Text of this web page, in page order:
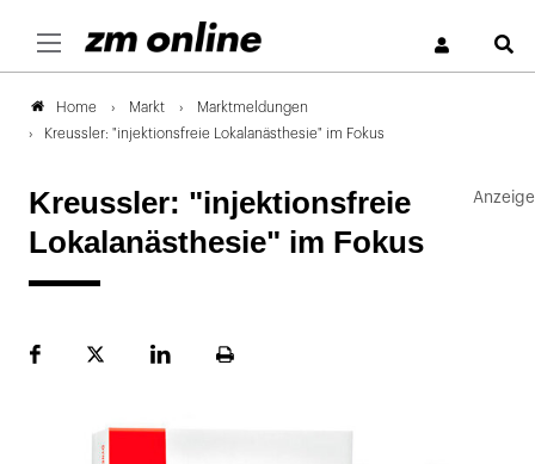
Home Markt
Marktmeldungen
Kreussler: "injektionsfreie Lokalanästhesie" im Fokus
Kreussler: "injektionsfreie
Lokalanästhesie" im Fokus
FacebookPlattformLinekdInSeite